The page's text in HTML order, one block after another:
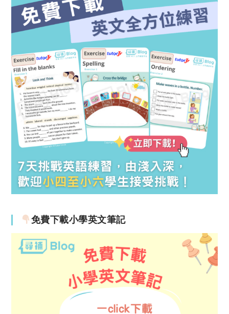
免費下載小學英文筆記